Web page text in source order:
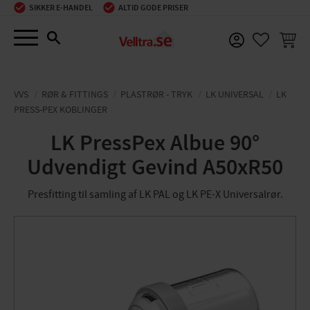
Menu
SIKKER E-HANDEL ALTID GODE PRISER
VVS RØR & FITTINGS PLASTRØR - TRYK LK UNIVERSAL
LK
PRESS-PEX KOBLINGER
LK PressPex Albue 90°
Udvendigt Gevind A50xR50
Presfitting til samling af LK PAL og LK PE-X Universalrør.